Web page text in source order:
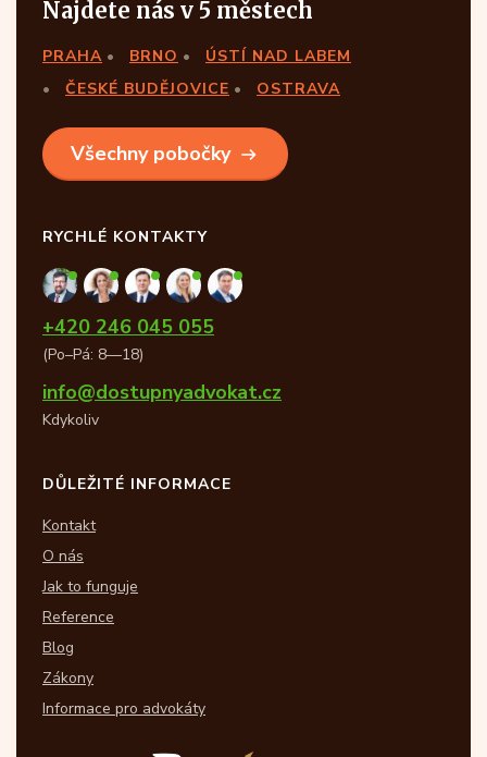
Najdete nás v 5 městech
PRAHA BRNO
ÚSTÍ NAD LABEM
ČESKÉ BUDĚJOVICE
OSTRAVA
Všechny pobočky
RYCHLÉ KONTAKTY
+420 246 045 055
(Po–Pá: 8—18)
info@dostupnyadvokat.cz
Kdykoliv
DŮLEŽITÉ INFORMACE
Kontakt
O nás
Jak to funguje
Reference
Blog
Zákony
Informace pro advokáty